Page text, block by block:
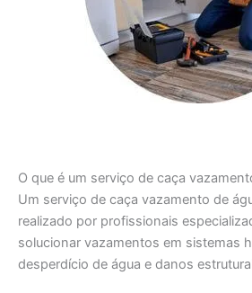
O que é um serviço de caça
Um serviço de caça vazamento de
realizado por profissionais
solucionar vazamentos em sistemas
desperdício de água e danos